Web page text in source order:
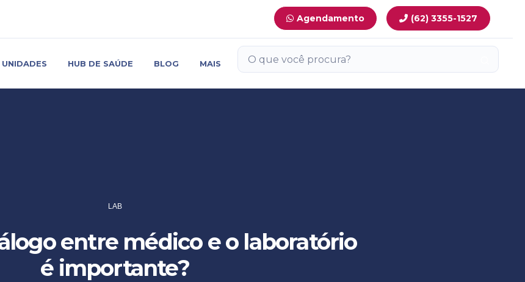
Agendamento (62) 3355-1527
UNIDADES HUB DE SAÚDE BLOG MAIS
LAB
entre médico e o laboratório
é importante?